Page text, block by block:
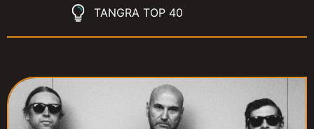
TANGRA TOP 40